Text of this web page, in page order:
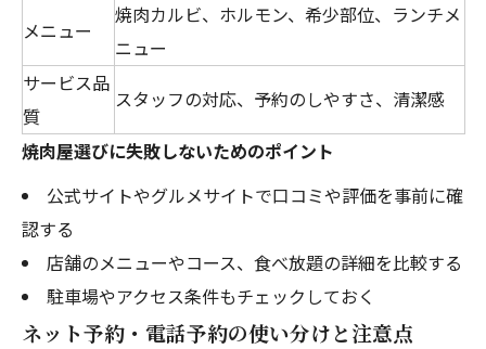
メニュー
焼肉カルビ、ホルモン、希少部位、ランチメ
ニュー
サービス品
質
スタッフの対応、予約のしやすさ、清潔感
焼肉屋選びに失敗しないためのポイント
公式サイトやグルメサイトで口コミや評価を事前に確
認する
店舗のメニューやコース、食べ放題の詳細を比較する
駐車場やアクセス条件もチェックしておく
ネット予約・電話予約の使い分けと注意点